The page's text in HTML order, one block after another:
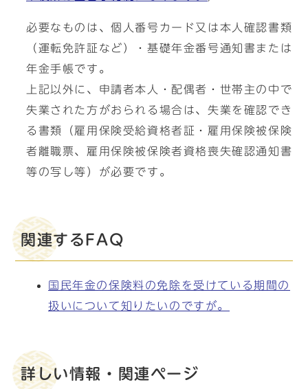
必要なものは、個人番号カード又は本人確認書類
（運転免許証など）・基礎年金番号通知書または
年金手帳です。
上記以外に、申請者本人・配偶者・世帯主の中で
失業された方がおられる場合は、失業を確認でき
る書類（雇用保険受給資格者証・雇用保険被保険
者離職票、雇用保険被保険者資格喪失確認通知書
等の写し等）が必要です。
関連するFAQ
国民年金の保険料の免除を受けている期間の
扱いについて知りたいのですが。
詳しい情報・関連ページ